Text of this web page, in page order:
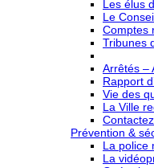
Les élus
Le
Comptes
Tribunes
Arrêtés –
Rapport
Vie des
La Ville
Prévention &
La police
La